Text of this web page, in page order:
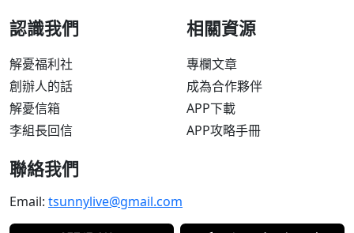
認識我們
解憂福利社
創辦人的話
解憂信箱
李組長回信
相關資源
專欄文章
成為合作夥伴
APP下載
APP攻略手冊
聯絡我們
Email: tsunnylive@gmail.com